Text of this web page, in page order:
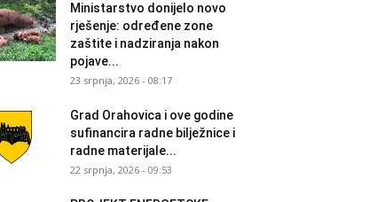
Ministarstvo donijelo novo
rješenje: određene zone
zaštite i nadziranja nakon
pojave...
23 srpnja, 2026 - 08:17
Grad Orahovica i ove godine
sufinancira radne bilježnice i
radne materijale...
22 srpnja, 2026 - 09:53